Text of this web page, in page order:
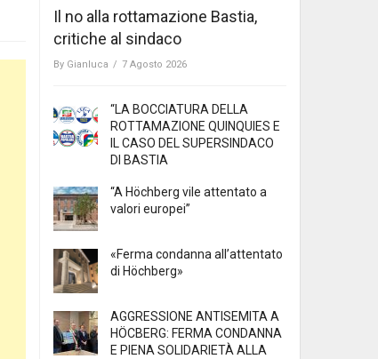
Il no alla rottamazione Bastia,
critiche al sindaco
By Gianluca / 7 Agosto 2026
“LA BOCCIATURA DELLA
ROTTAMAZIONE QUINQUIES E
IL CASO DEL SUPERSINDACO
DI BASTIA
“A Höchberg vile attentato a
valori europei”
«Ferma condanna all’attentato
di Höchberg»
AGGRESSIONE ANTISEMITA A
HÖCBERG: FERMA CONDANNA
E PIENA SOLIDARIETÀ ALLA